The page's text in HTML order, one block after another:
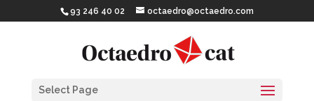
93 246 40 02 octaedro@octaedro.com
Select Page